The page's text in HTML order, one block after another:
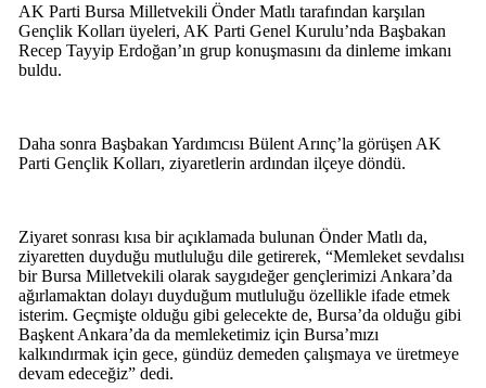
AK Parti Bursa Milletvekili Önder Matlı tarafından karşılan
Gençlik Kolları üyeleri, AK Parti Genel Kurulu’nda Başbakan
Recep Tayyip Erdoğan’ın grup konuşmasını da dinleme imkanı
buldu.
Daha sonra Başbakan Yardımcısı Bülent Arınç’la görüşen AK
Parti Gençlik Kolları, ziyaretlerin ardından ilçeye döndü.
Ziyaret sonrası kısa bir açıklamada bulunan Önder Matlı da,
ziyaretten duyduğu mutluluğu dile getirerek, “Memleket sevdalısı
bir Bursa Milletvekili olarak saygıdeğer gençlerimizi Ankara’da
ağırlamaktan dolayı duyduğum mutluluğu özellikle ifade etmek
isterim. Geçmişte olduğu gibi gelecekte de, Bursa’da olduğu gibi
Başkent Ankara’da da memleketimiz için Bursa’mızı
kalkındırmak için gece, gündüz demeden çalışmaya ve üretmeye
devam edeceğiz” dedi.